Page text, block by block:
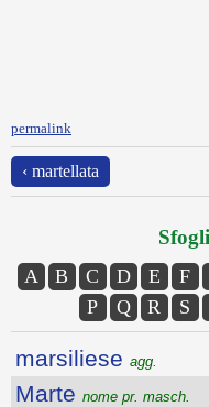
permalink
‹ martellata
A B C D E F
P
Q R S
marsiliese agg.
Marte nome pr. masch.